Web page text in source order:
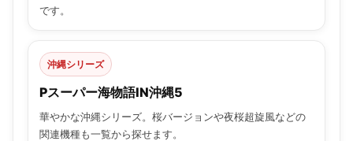
です。
沖縄シリーズ
Pスーパー海物語IN沖縄5
華やかな沖縄シリーズ。桜バージョンや夜桜超旋風などの
関連機種も一覧から探せます。